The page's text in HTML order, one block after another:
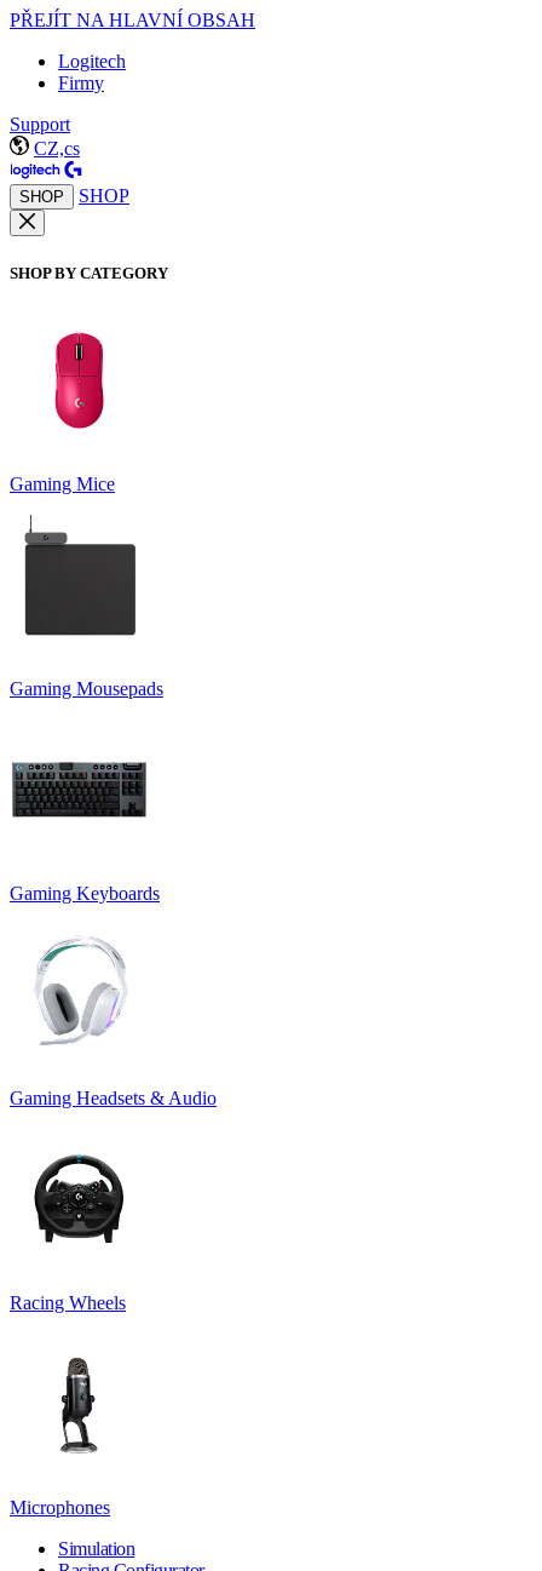
PŘEJÍT NA HLAVNÍ OBSAH
Logitech
Firmy
Support
CZ,cs
SHOP SHOP
SHOP BY CATEGORY
Gaming Mice
Gaming Mousepads
Gaming Keyboards
Gaming Headsets & Audio
Racing Wheels
Microphones
Simulation